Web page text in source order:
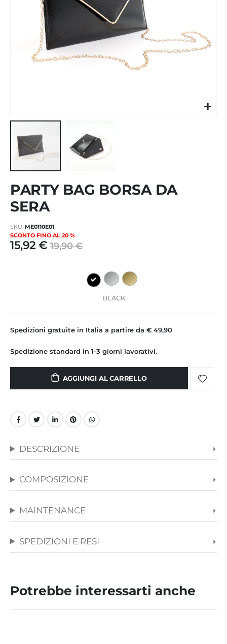
all'inizio
della
galleria
immagini
PARTY BAG BORSA DA
SERA
SCONTO FINO AL 20 %
SKU ME0110E01
15,92 € 19,90 €
BLACK
Spedizioni gratuite in Italia a partire da € 49,90
Spedizione standard in 1-3 giorni lavorativi.
AGGIUNGI AL CARRELLO
DESCRIZIONE
COMPOSIZIONE
MAINTENANCE
SPEDIZIONI E RESI
Potrebbe interessarti anche